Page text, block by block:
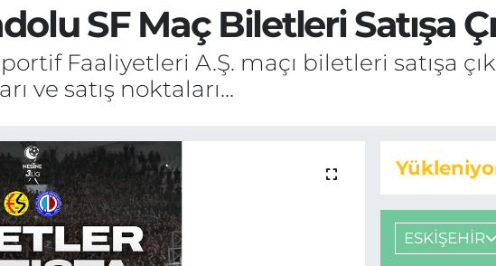
SF Maç Biletleri Satışa
Faaliyetleri A.Ş. maçı biletleri satışa
ve satış noktaları...
ESKİŞEHİR